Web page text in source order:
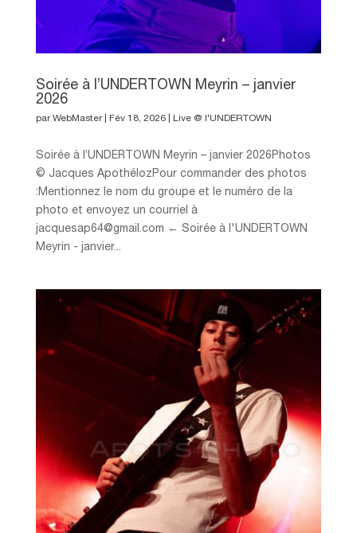
Soirée à l’UNDERTOWN Meyrin – janvier
2026
parWebMaster| Fév 18, 2026| Live @ l'UNDERTOWN
Soirée à l’UNDERTOWN Meyrin – janvier 2026Photos
© Jacques ApothélozPour commander des photos
:Mentionnez le nom du groupe et le numéro de la
photo et envoyez un courriel à
jacquesap64@gmail.com ← Soirée à l'UNDERTOWN
Meyrin - janvier...